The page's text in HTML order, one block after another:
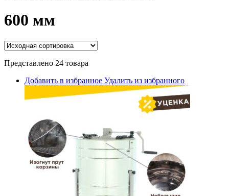
600 мм
Представлено 24 товара
Добавить в избранное Удалить из избранного